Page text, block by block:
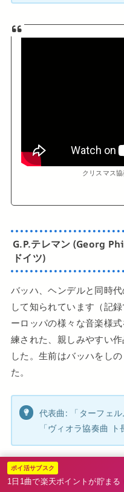
クリスマス
G.P.テレマン (Georg
ドイツ)
バッハ、ヘンデルと同時
して知られています（記
ーロッパの様々な音楽様
練された、親しみやすい
した。生前はバッハをし
た。
代表曲: 「ターフェル
「ヴィオラ協奏曲
ポイ活サブスク
1日1曲で楽天ポイントが貯まる